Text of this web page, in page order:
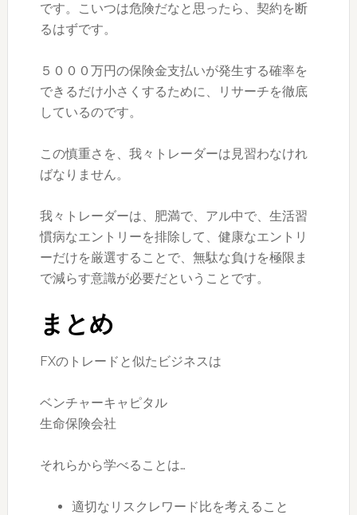
です。こいつは危険だなと思ったら、契約を断
るはずです。
５０００万円の保険金支払いが発生する確率を
できるだけ小さくするために、リサーチを徹底
しているのです。
この慎重さを、我々トレーダーは見習わなけれ
ばなりません。
我々トレーダーは、肥満で、アル中で、生活習
慣病なエントリーを排除して、健康なエントリ
ーだけを厳選することで、無駄な負けを極限ま
で減らす意識が必要だということです。
まとめ
FXのトレードと似たビジネスは
ベンチャーキャピタル
生命保険会社
それらから学べることは…
適切なリスクレワード比を考えること